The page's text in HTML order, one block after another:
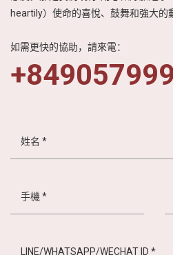
heartily）使命的喜悅、鼓舞和強大的
如需更快的協助，請來電：